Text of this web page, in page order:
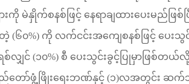
းကို မဲနှိုက်စနစ်ဖြင့် နေရာချထားပေးမည်ဖြစ်ပ
တဲ့ (၆၀%) ကို လက်ငင်းအကျေစနစ်ဖြင့် ပေးသွ
လျှင် (၁၀%) စီ ပေးသွင်းခွင့်ပြုမှာဖြစ်တ
ည်တော်ဖွံ့ဖြိုးရေးဘဏ်နှင့် (၁)လအတွင်း ဆက်